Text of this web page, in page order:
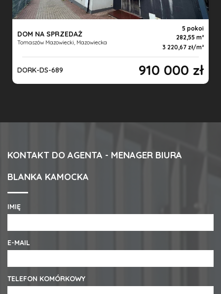
DOM NA SPRZEDAŻ
Tomaszów Mazowiecki, Mazowiecka
5 pokoi
282,55 m
3 220,67 zł/m
DORK-DS-689 910 000 zł
KONTAKT DO AGENTA - MENAGER BIURA
BLANKA KAMOCKA
IMIĘ
E-MAIL
TELEFON KOMÓRKOWY